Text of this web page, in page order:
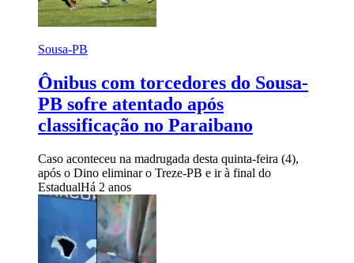
Sousa-PB
Ônibus com torcedores do Sousa-
PB sofre atentado após
classificação no Paraibano
Caso aconteceu na madrugada desta quinta-feira (4),
após o Dino eliminar o Treze-PB e ir à final do
EstadualHá 2 anos